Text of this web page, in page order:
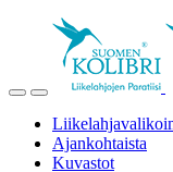
Ajankohtaista
Kuvastot